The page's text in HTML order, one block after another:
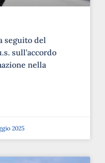
seguito del
sull’accordo
nella
2025